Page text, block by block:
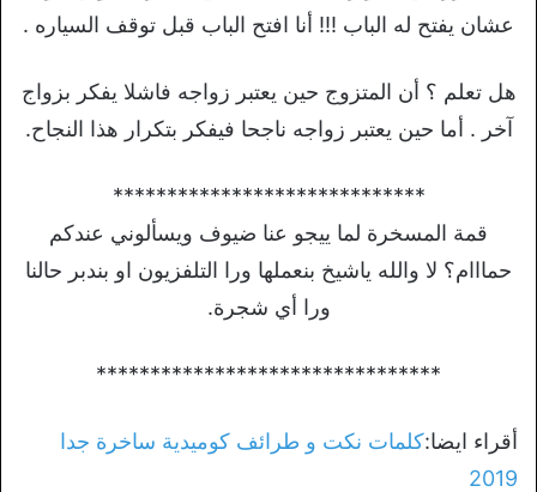
عشان يفتح له الباب !!! أنا افتح الباب قبل توقف السياره .
هل تعلم ؟ أن المتزوج حين يعتبر زواجه فاشلا يفكر بزواج
آخر . أما حين يعتبر زواجه ناجحا فيفكر بتكرار هذا النجاح.
*****************************
قمة المسخرة لما ييجو عنا ضيوف ويسألوني عندكم
حمااام؟ لا والله ياشيخ بنعملها ورا التلفزيون او بندبر حالنا
ورا أي شجرة.
********************************
أقراء ايضا:كلمات نكت و طرائف كوميدية ساخرة جدا
2019